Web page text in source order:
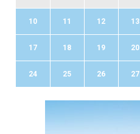
10 11 12 13
17 18 19 20
24 25 26 27